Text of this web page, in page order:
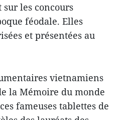
les concours
féodale. Elles
et présentées au
vietnamiens
la Mémoire du monde
fameuses tablettes de